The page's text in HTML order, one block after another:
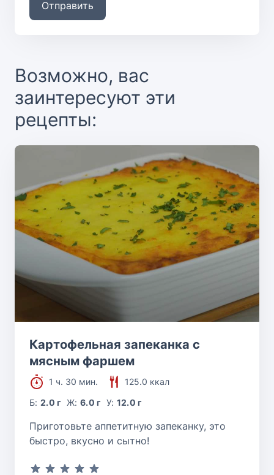
Отправить
Возможно, вас
заинтересуют эти
рецепты:
Картофельная запеканка с
мясным фаршем
1 ч. 30 мин.
125.0 ккал
Б:2.0 г Ж: 6.0 г У: 12.0 г
Приготовьте аппетитную запеканку, это
быстро, вкусно и сытно!